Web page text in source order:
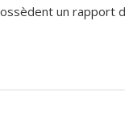
un rapport